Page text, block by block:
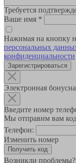
Требуется
Ваше имя *
Нажимая на кнопку
персональных
конфиденциальности
Зарегистрироваться
Электронная
Введите номер
Мы отправим вам
Телефон:
Изменить номер
Возникли проблемы?